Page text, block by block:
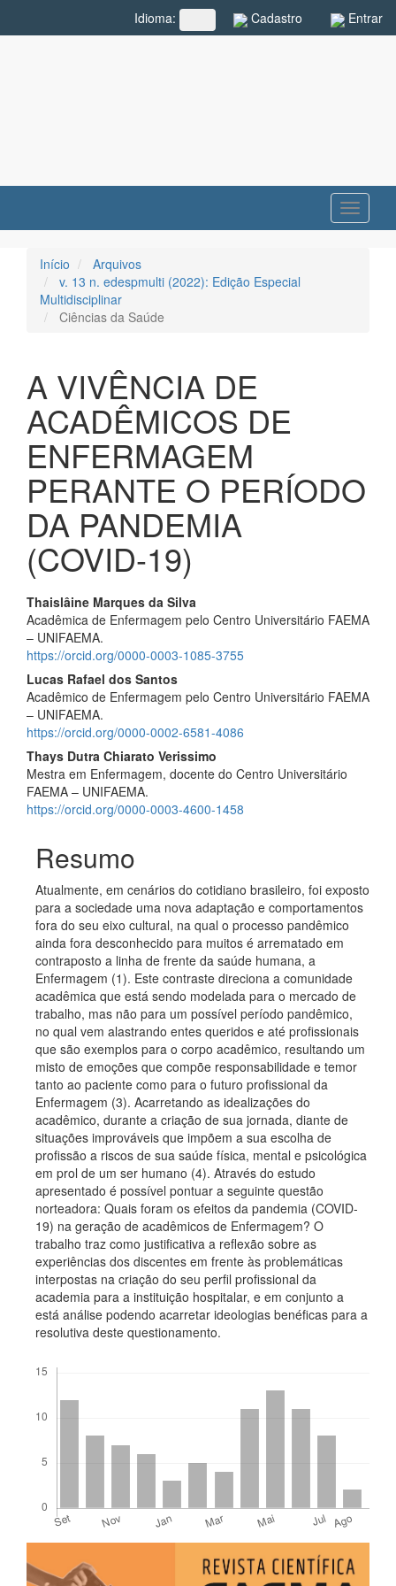
Cadastro Entrar
Idioma: ##plugins.themes.rcf.language.toggle##
Toggle
Início
Arquivos
v. 13 n. edespmulti (2022): Edição Especial
Multidisciplinar
Ciências da Saúde
A VIVÊNCIA DE
ACADÊMICOS DE
ENFERMAGEM
PERANTE O PERÍODO
DA PANDEMIA
(COVID-19)
Conteúdo
do
artigo
principal
Thaislâine Marques da Silva
Acadêmica de Enfermagem pelo Centro Universitário FAEMA
– UNIFAEMA.
https://orcid.org/0000-0003-1085-3755
Lucas Rafael dos Santos
Acadêmico de Enfermagem pelo Centro Universitário FAEMA
– UNIFAEMA.
https://orcid.org/0000-0002-6581-4086
Thays Dutra Chiarato Verissimo
Mestra em Enfermagem, docente do Centro Universitário
FAEMA – UNIFAEMA.
https://orcid.org/0000-0003-4600-1458
Resumo
Atualmente, em cenários do cotidiano brasileiro, foi exposto
para a sociedade uma nova adaptação e comportamentos
fora do seu eixo cultural, na qual o processo pandêmico
ainda fora desconhecido para muitos é arrematado em
contraposto a linha de frente da saúde humana, a
Enfermagem (1). Este contraste direciona a comunidade
acadêmica que está sendo modelada para o mercado de
trabalho, mas não para um possível período pandêmico,
no qual vem alastrando entes queridos e até profissionais
que são exemplos para o corpo acadêmico, resultando um
misto de emoções que compõe responsabilidade e temor
tanto ao paciente como para o futuro profissional da
Enfermagem (3). Acarretando as idealizações do
acadêmico, durante a criação de sua jornada, diante de
situações improváveis que impõem a sua escolha de
profissão a riscos de sua saúde física, mental e psicológica
em prol de um ser humano (4). Através do estudo
apresentado é possível pontuar a seguinte questão
norteadora: Quais foram os efeitos da pandemia (COVID-
19) na geração de acadêmicos de Enfermagem? O
trabalho traz como justificativa a reflexão sobre as
experiências dos discentes em frente às problemáticas
interpostas na criação do seu perfil profissional da
academia para a instituição hospitalar, e em conjunto a
está análise podendo acarretar ideologias benéficas para a
resolutiva deste questionamento.
Detalhes
Barra